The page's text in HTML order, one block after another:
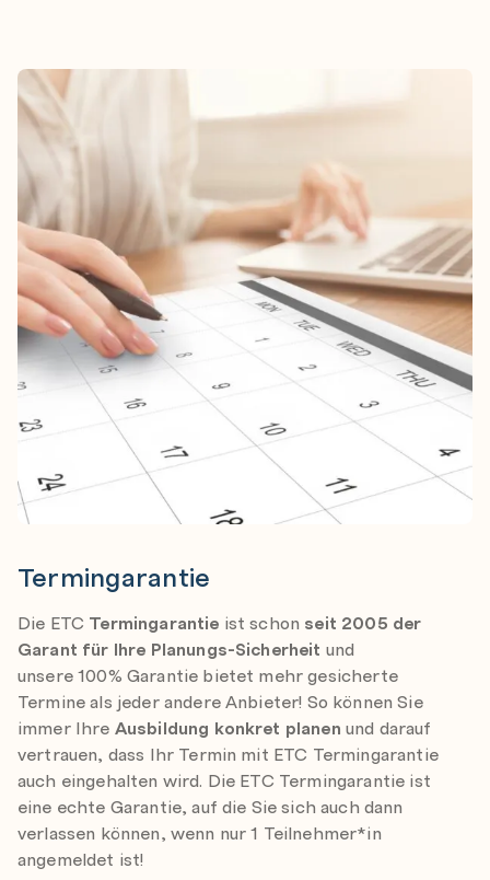
Termingarantie
Die ETC Termingarantie ist schon seit 2005 der
Garant für Ihre Planungs-Sicherheit und
unsere 100% Garantie bietet mehr gesicherte
Termine als jeder andere Anbieter! So können Sie
immer Ihre Ausbildung konkret planen und darauf
vertrauen, dass Ihr Termin mit ETC Termingarantie
auch eingehalten wird. Die ETC Termingarantie ist
eine echte Garantie, auf die Sie sich auch dann
verlassen können, wenn nur 1 Teilnehmer*in
angemeldet ist!